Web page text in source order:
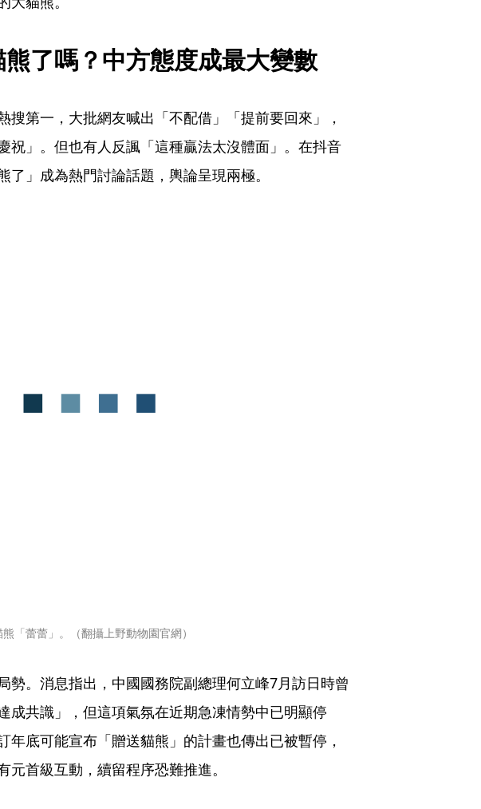
了嗎？中方態度成最大變數
搜第一，大批網友喊出「不配借」「提前要回來」，
祝」。但也有人反諷「這種贏法太沒體面」。在抖音
了」成為熱門討論話題，輿論呈現兩極。
「蕾蕾」。（翻攝上野動物園官網）
勢。消息指出，中國國務院副總理何立峰7月訪日時曾
成共識」，但這項氣氛在近期急凍情勢中已明顯停
年底可能宣布「贈送貓熊」的計畫也傳出已被暫停，
元首級互動，續留程序恐難推進。